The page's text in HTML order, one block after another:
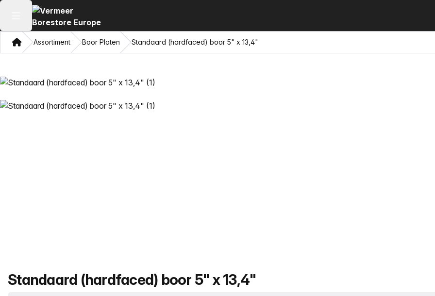
Hoofdmenu openen
ThuisAssortiment Boor Platen Standaard (hardfaced) boor 5" x 13,4"
Productnaam
Standaard (hardfaced) boor 5" x 13,4"